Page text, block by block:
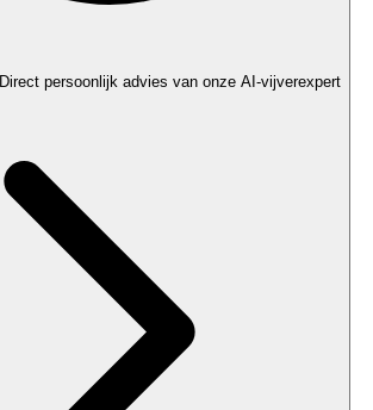
Direct persoonlijk advies van onze AI-vijverexpert